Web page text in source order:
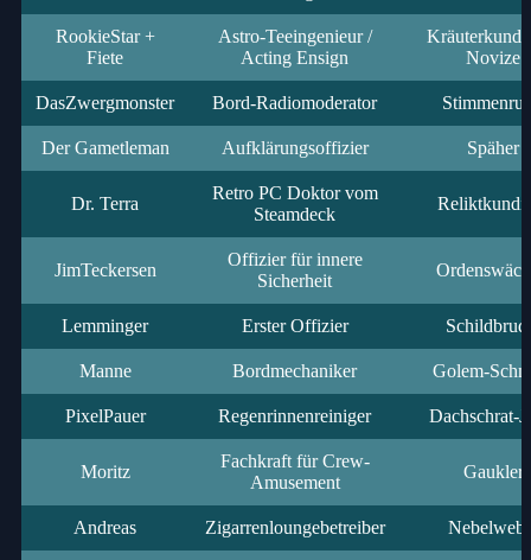
RookieStar +
Fiete
Astro-Teeingenieur /
Acting Ensign
Novize
DasZwergmonster Bord-Radiomoderator
Der Gametleman Aufklärungsoffizier Späher
Dr. Terra
Retro PC Doktor vom
Steamdeck
JimTeckersen
Offizier für innere
Sicherheit
Lemminger Erster Offizier
Manne Bordmechaniker Golem-
PixelPauer Regenrinnenreiniger Dachschrat-
Moritz
Fachkraft für Crew-
Amusement
Gaukler
Andreas Zigarrenloungebetreiber